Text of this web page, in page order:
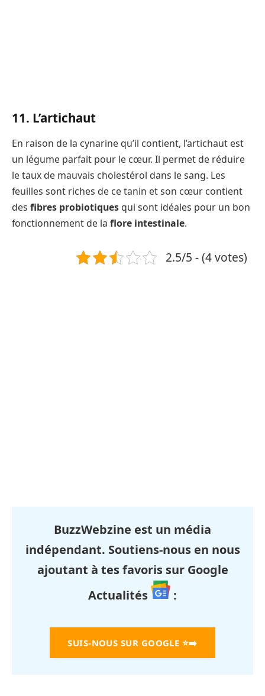
11. L’artichaut
En raison de la cynarine qu’il contient, l’artichaut est
un légume parfait pour le cœur. Il permet de réduire
le taux de mauvais cholestérol dans le sang. Les
feuilles sont riches de ce tanin et son cœur contient
des fibres probiotiques qui sont idéales pour un bon
fonctionnement de la flore intestinale.
2.5/5 - (4 votes)
BuzzWebzine est un média
indépendant. Soutiens-nous en nous
ajoutant à tes favoris sur Google
Actualités
:
SUIS-NOUS SUR GOOGLE ⭐➡️